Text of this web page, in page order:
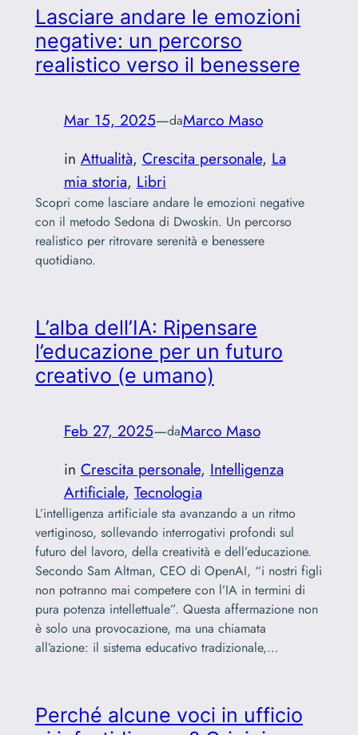
Lasciare andare le emozioni
negative: un percorso
realistico verso il benessere
Mar 15, 2025—daMarco Maso
in Attualità, Crescita personale, La
mia storia, Libri
Scopri come lasciare andare le emozioni negative
con il metodo Sedona di Dwoskin. Un percorso
realistico per ritrovare serenità e benessere
quotidiano.
L’alba dell’IA: Ripensare
l’educazione per un futuro
creativo (e umano)
Feb 27, 2025—daMarco Maso
in Crescita personale, Intelligenza
Artificiale, Tecnologia
L’intelligenza artificiale sta avanzando a un ritmo
vertiginoso, sollevando interrogativi profondi sul
futuro del lavoro, della creatività e dell’educazione.
Secondo Sam Altman, CEO di OpenAI, “i nostri figli
non potranno mai competere con l’IA in termini di
pura potenza intellettuale”. Questa affermazione non
è solo una provocazione, ma una chiamata
all’azione: il sistema educativo tradizionale,…
Perché alcune voci in ufficio